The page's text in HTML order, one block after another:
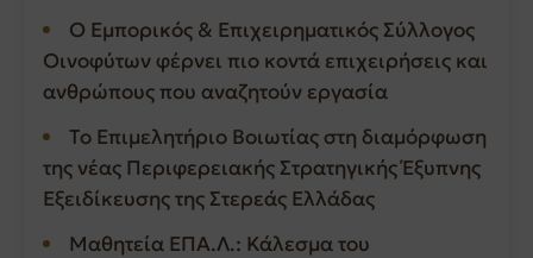
Ο Εμπορικός & Επιχειρηματικός Σύλλογος
Οινοφύτων φέρνει πιο κοντά επιχειρήσεις και
ανθρώπους που αναζητούν εργασία
Το Επιμελητήριο Βοιωτίας στη διαμόρφωση
της νέας Περιφερειακής Στρατηγικής Έξυπνης
Εξειδίκευσης της Στερεάς Ελλάδας
Μαθητεία ΕΠΑ.Λ.: Κάλεσμα του